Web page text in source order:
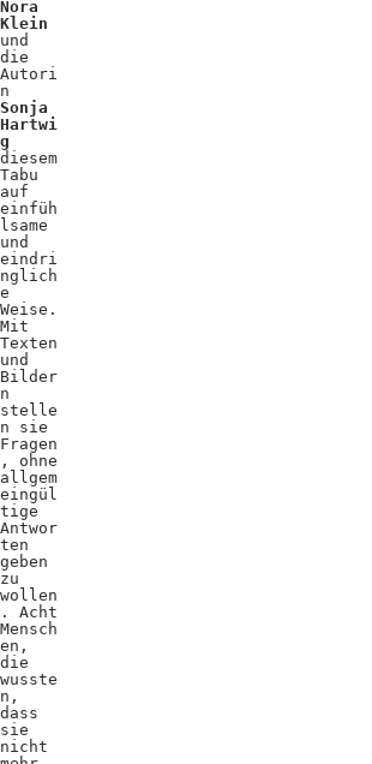
Nora
Klein
und
die
Autori
n
Sonja
Hartwi
g
diesem
Tabu
auf
einfüh
lsame
und
eindri
nglich
e
Weise.
Mit
Texten
und
Bilder
n
stelle
n sie
Fragen
, ohne
allgem
eingül
tige
Antwor
ten
geben
zu
wollen
. Acht
Mensch
en,
die
wusste
n,
dass
sie
nicht